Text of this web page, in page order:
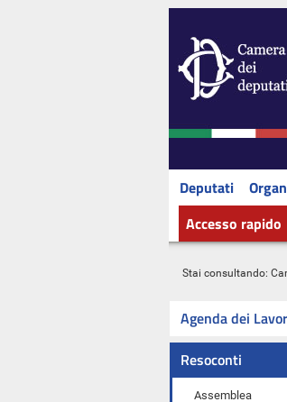
Deputati
Accesso rapido
Stai consultando:
Agenda dei
Resoconti
Assemblea